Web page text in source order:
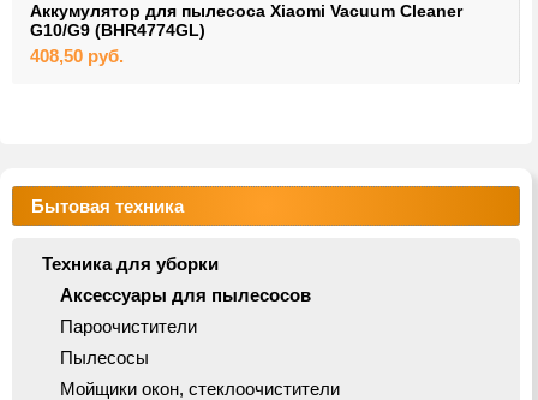
Аккумулятор для пылесоса Xiaomi Vacuum Cleaner
G10/G9 (BHR4774GL)
408,50 руб.
Бытовая техника
Техника для уборки
Аксессуары для пылесосов
Пароочистители
Пылесосы
Мойщики окон, стеклоочистители